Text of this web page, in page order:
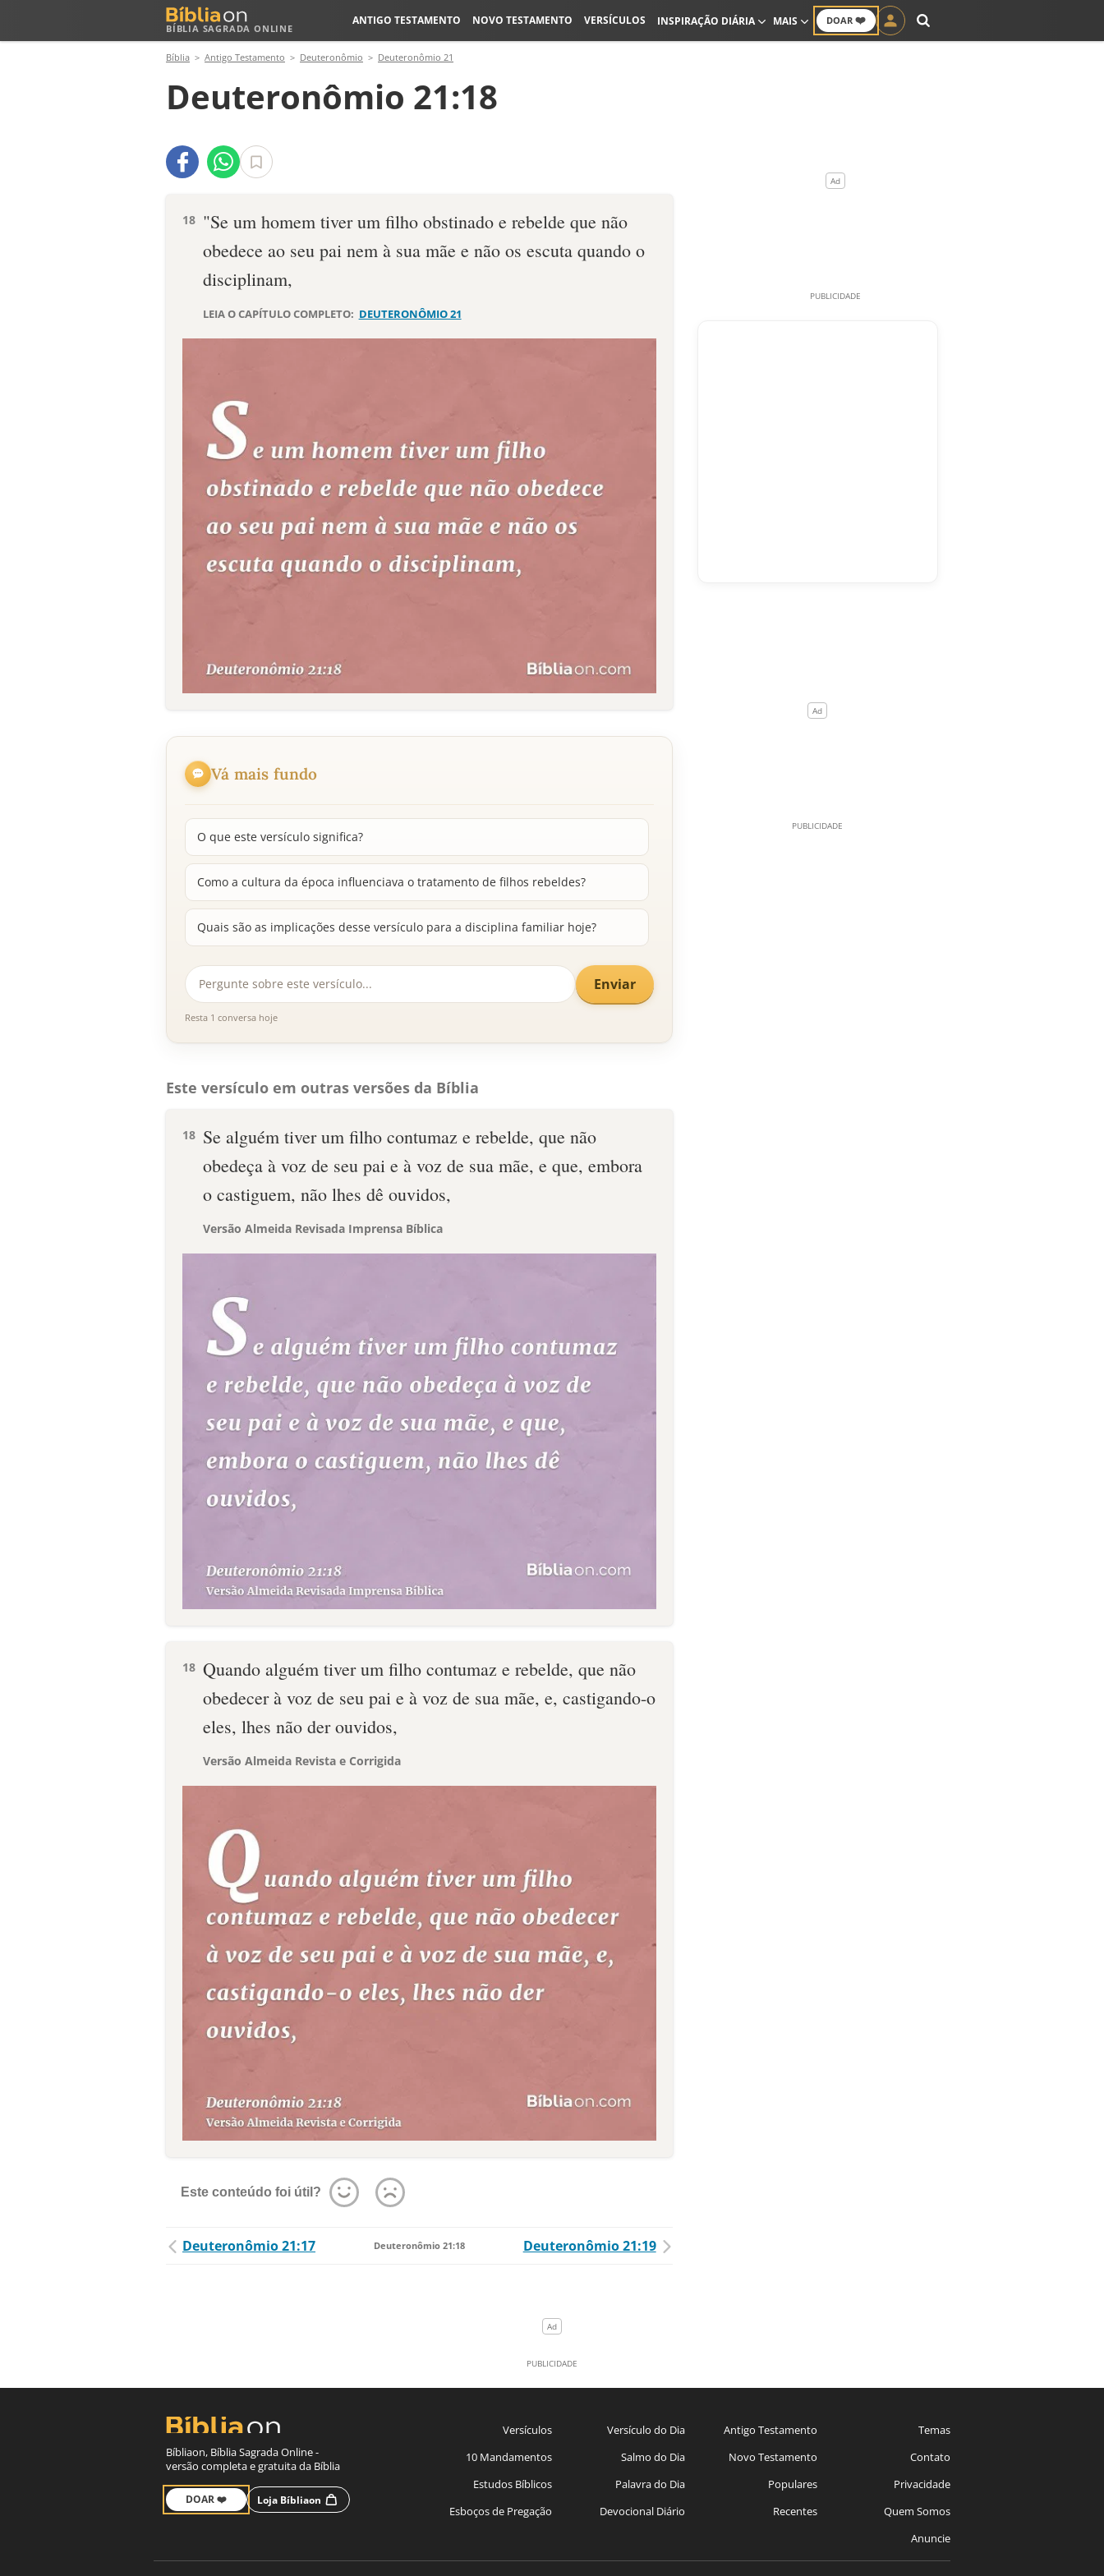
BÍBLIA SAGRADA ONLINE
DOAR ❤️
ANTIGO TESTAMENTO NOVO TESTAMENTO VERSÍCULOS INSPIRAÇÃO DIÁRIA MAIS
Bíblia Antigo Testamento Deuteronômio Deuteronômio 21
Deuteronômio 21:18
18 "Se um homem tiver um filho obstinado e rebelde que não
obedece ao seu pai nem à sua mãe e não os escuta quando o
disciplinam,
LEIA O CAPÍTULO COMPLETO: DEUTERONÔMIO 21
Vá mais fundo
O que este versículo significa?
Como a cultura da época influenciava o tratamento de filhos rebeldes?
Quais são as implicações desse versículo para a disciplina familiar hoje?
Enviar
Resta 1 conversa hoje
Este versículo em outras versões da Bíblia
18 Se alguém tiver um filho contumaz e rebelde, que não
obedeça à voz de seu pai e à voz de sua mãe, e que, embora
o castiguem, não lhes dê ouvidos,
Versão Almeida Revisada Imprensa Bíblica
18 Quando alguém tiver um filho contumaz e rebelde, que não
obedecer à voz de seu pai e à voz de sua mãe, e, castigando-o
eles, lhes não der ouvidos,
Versão Almeida Revista e Corrigida
Este conteúdo foi útil?
Deuteronômio 21:17 Deuteronômio 21:18 Deuteronômio 21:19
Bíbliaon, Bíblia Sagrada Online -
versão completa e gratuita da Bíblia
DOAR ❤️ Loja Bíbliaon
Versículos
10 Mandamentos
Estudos Bíblicos
Esboços de Pregação
Versículo do Dia
Salmo do Dia
Palavra do Dia
Devocional Diário
Antigo Testamento
Novo Testamento
Populares
Recentes
Temas
Contato
Privacidade
Quem Somos
Anuncie